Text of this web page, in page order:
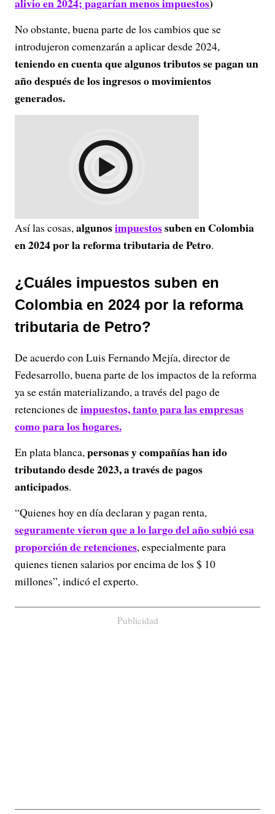
No obstante, buena parte de los cambios que se
introdujeron comenzarán a aplicar desde 2024,
teniendo en cuenta que algunos tributos se pagan un
año después de los ingresos o movimientos
generados.
Así las cosas,algunosimpuestossuben en Colombia
en 2024 por la reforma tributaria de Petro.
¿Cuáles impuestos suben en
Colombia en 2024 por la reforma
tributaria de Petro?
De acuerdo con Luis Fernando Mejía, director de
Fedesarrollo, buena parte de los impactos de la reforma
ya se están materializando, a través del pago de
retenciones deimpuestos, tanto para las empresas
como para los hogares.
En plata blanca,personas y compañías han ido
tributando desde 2023, a través de pagos
anticipados.
“Quienes hoy en día declaran y pagan renta,
seguramente vieron que a lo largo del año subió esa
proporción de retenciones, especialmente para
quienes tienen salarios por encima de los $ 10
millones”, indicó el experto.
Publicidad